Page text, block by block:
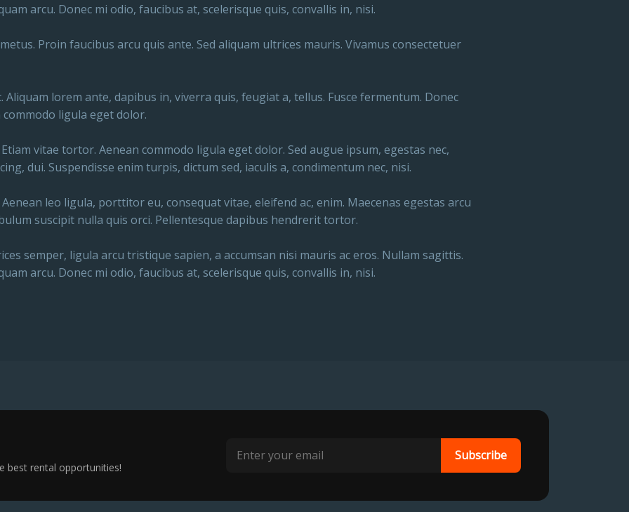
arcu. Donec mi odio, faucibus at, scelerisque quis, convallis in, nisi.
Proin faucibus arcu quis ante. Sed aliquam ultrices mauris. Vivamus consectetuer
lorem ante, dapibus in, viverra quis, feugiat a, tellus. Fusce fermentum. Donec
ligula eget dolor.
vitae tortor. Aenean commodo ligula eget dolor. Sed augue ipsum, egestas nec,
dui. Suspendisse enim turpis, dictum sed, iaculis a, condimentum nec, nisi.
leo ligula, porttitor eu, consequat vitae, eleifend ac, enim. Maecenas egestas arcu
suscipit nulla quis orci. Pellentesque dapibus hendrerit tortor.
semper, ligula arcu tristique sapien, a accumsan nisi mauris ac eros. Nullam sagittis.
arcu. Donec mi odio, faucibus at, scelerisque quis, convallis in, nisi.
best rental opportunities!
Subscribe